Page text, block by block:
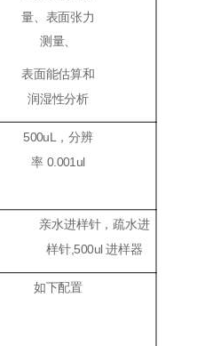
量、表面张力
测量、
表面能估算和
润湿性分析
500uL，分辨
率 0.001ul
亲水进样针，疏水进
样针,500ul 进样器
如下配置